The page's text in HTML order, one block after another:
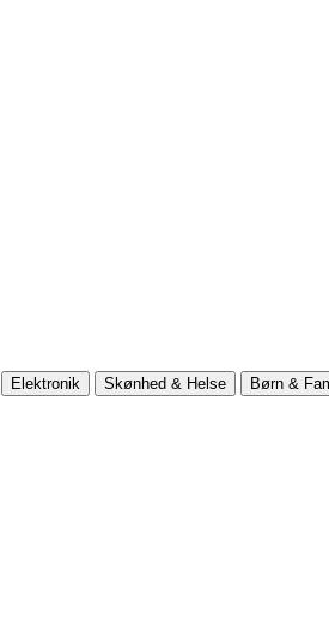
Elektronik Skønhed & Helse Børn &